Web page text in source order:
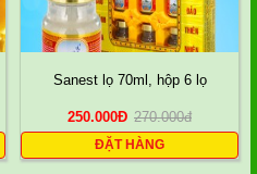
Sanest lọ 70ml, hộp 6 lọ
250.000Đ 270.000đ
ĐẶT HÀNG